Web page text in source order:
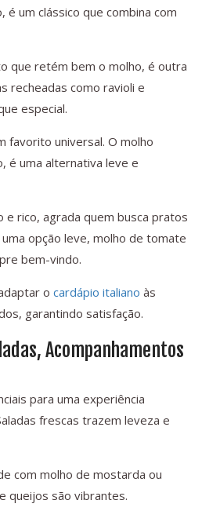
um clássico que combina com
que retém bem o molho, é outra
recheadas como ravioli e
especial.
favorito universal. O molho
é uma alternativa leve e
e rico, agrada quem busca pratos
opção leve, molho de tomate
bem-vindo.
o cardápio italiano às
garantindo satisfação.
Acompanhamentos
para uma experiência
frescas trazem leveza e
com molho de mostarda ou
queijos são vibrantes.